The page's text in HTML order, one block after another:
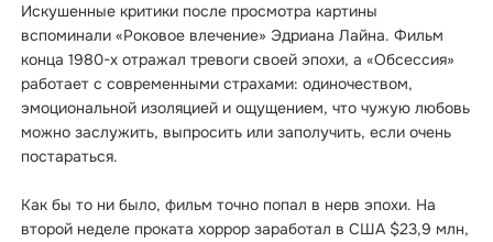
Искушенные критики после просмотра картины
вспоминали «Роковое влечение» Эдриана Лайна. Фильм
конца 1980-х отражал тревоги своей эпохи, а «Обсессия»
работает с современными страхами: одиночеством,
эмоциональной изоляцией и ощущением, что чужую любовь
можно заслужить, выпросить или заполучить, если очень
постараться.
Как бы то ни было, фильм точно попал в нерв эпохи. На
второй неделе проката хоррор заработал в США $23,9 млн,